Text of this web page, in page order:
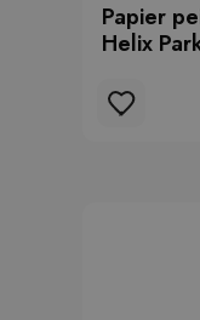
Papier
Helix